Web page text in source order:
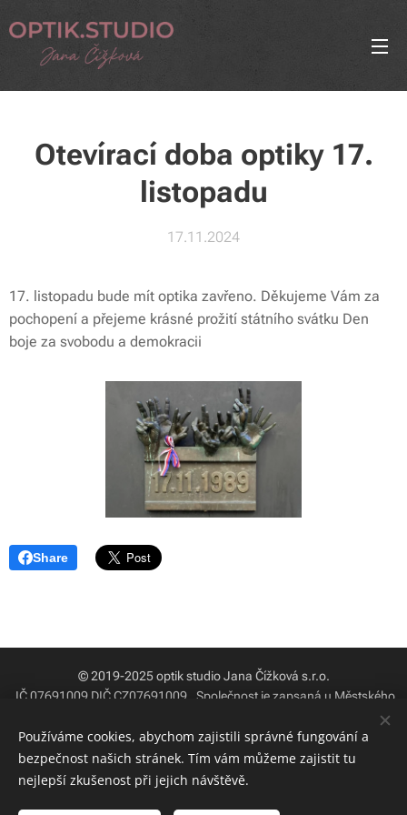
Otevírací doba optiky 17.
listopadu
17.11.2024
17. listopadu bude mít optika zavřeno. Děkujeme Vám za
pochopení a přejeme krásné prožití státního svátku Den
boje za svobodu a demokracii
Share
© 2019-2025 optik studio Jana Čížková s.r.o.
IČ 07691009 DIČ CZ07691009. Společnost je zapsaná u Městského
OPTIKA / ODBORNOST / PORADENSTVÍ / PÉČE O VAŠE OČI
Cookies
Používáme cookies, abychom zajistili správné fungování a
bezpečnost našich stránek. Tím vám můžeme zajistit tu
nejlepší zkušenost při jejich návštěvě.